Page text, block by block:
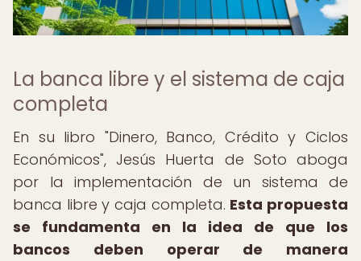
La banca libre y el sistema de caja
completa
En su libro "Dinero, Banco, Crédito y Ciclos
Económicos", Jesús Huerta de Soto aboga
por la implementación de un sistema de
banca libre y caja completa. Esta propuesta
se fundamenta en la idea de que los
bancos deben operar de manera